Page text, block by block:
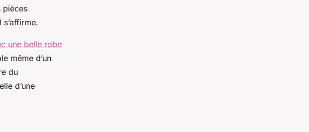
pièces
une belle robe
même d’un
du
d’une